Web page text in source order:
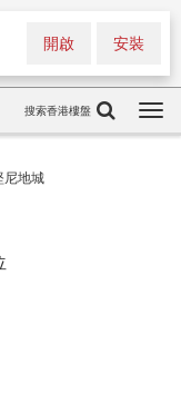
安裝
開啟
搜索香港樓盤
尼地城